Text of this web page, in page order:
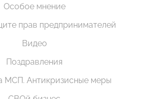
Особое мнение
прав предпринимателей
Видео
Поздравления
МСП. Антикризисные меры